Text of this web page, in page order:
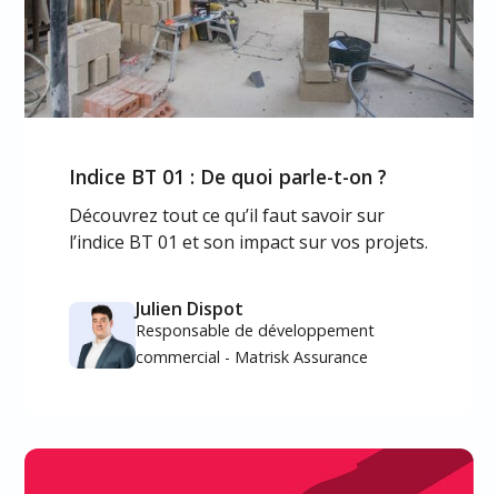
Indice BT 01 : De quoi parle-t-on ?
Découvrez tout ce qu’il faut savoir sur
l’indice BT 01 et son impact sur vos projets.
Julien Dispot
Responsable de développement
commercial - Matrisk Assurance